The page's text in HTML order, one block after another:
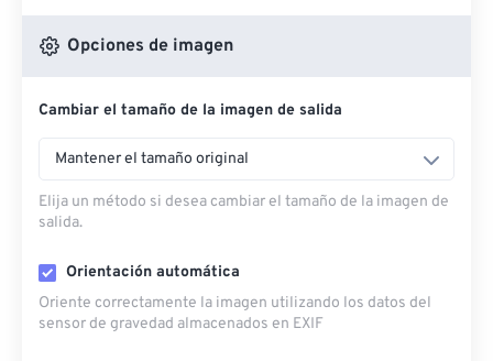
Desde OneDrive
Desde URL
Opciones de imagen
Cambiar el tamaño de la imagen de salida
Mantener el tamaño original
Elija un método si desea cambiar el tamaño de la imagen de
salida.
Orientación automática
Oriente correctamente la imagen utilizando los datos del
sensor de gravedad almacenados en EXIF